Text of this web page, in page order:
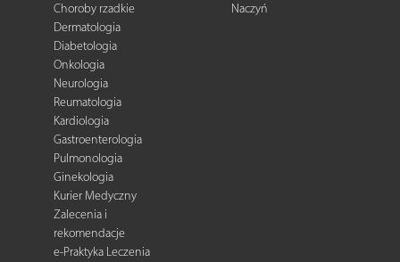
Choroby rzadkie
Dermatologia
Diabetologia
Onkologia
Neurologia
Reumatologia
Kardiologia
Gastroenterologia
Pulmonologia
Ginekologia
Kurier Medyczny
Zalecenia i
rekomendacje
e-Praktyka Leczenia
Naczyń